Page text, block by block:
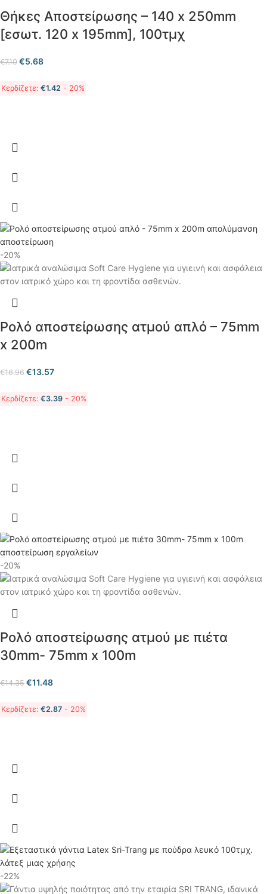
Θήκες Αποστείρωσης – 140 x 250mm
[εσωτ. 120 x 195mm], 100τμχ
€7.10 €5.68
Κερδίζετε: €1.42 - 20%
-20%
Ρολό αποστείρωσης ατμού απλό – 75mm
x 200m
€16.96 €13.57
Κερδίζετε: €3.39 - 20%
-20%
Ρολό αποστείρωσης ατμού με πιέτα
30mm- 75mm x 100m
€14.35 €11.48
Κερδίζετε: €2.87 - 20%
-22%